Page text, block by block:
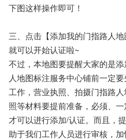
下图这样操作即可！
三、点击【添加我的门指路人地
就可以开始认证啦~
不过，本地图要提醒大家的是
人地图标注服务中心铺前一定
工作，营业执照、拍摄门指路
照等材料要提前准备，必须、
才可以进行添加/认证。而且，
助于我们工作人员进行审核，